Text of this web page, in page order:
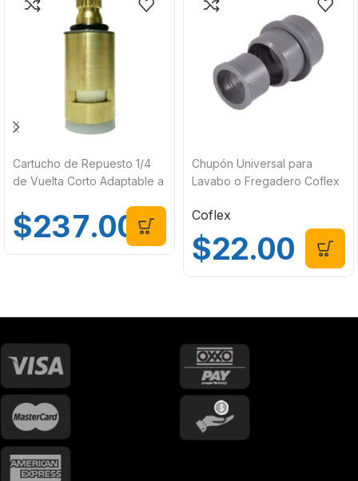
Cartucho de Repuesto 1/4
de Vuelta Corto Adaptable a
$237.00
Chupón Universal para
Lavabo o Fregadero Coflex
Coflex
$22.00